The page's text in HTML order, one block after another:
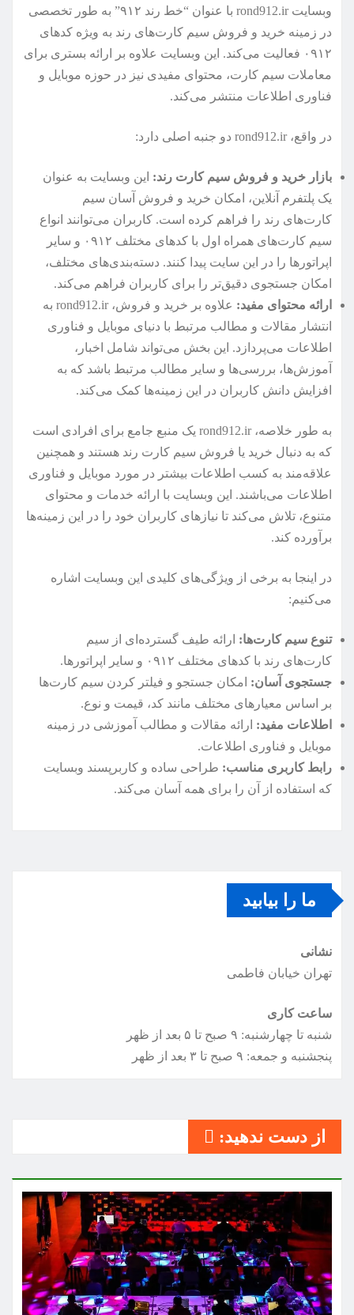
وبسایت rond912.ir با عنوان “خط رند ۹۱۲” به طور تخصصی
در زمینه خرید و فروش سیم کارت‌های رند به ویژه کدهای
۰۹۱۲ فعالیت می‌کند. این وبسایت علاوه بر ارائه بستری برای
معاملات سیم کارت، محتوای مفیدی نیز در حوزه موبایل و
فناوری اطلاعات منتشر می‌کند.
در واقع، rond912.ir دو جنبه اصلی دارد:
بازار خرید و فروش سیم کارت رند: این وبسایت به عنوان
یک پلتفرم آنلاین، امکان خرید و فروش آسان سیم
کارت‌های رند را فراهم کرده است. کاربران می‌توانند انواع
سیم کارت‌های همراه اول با کدهای مختلف ۰۹۱۲ و سایر
اپراتورها را در این سایت پیدا کنند. دسته‌بندی‌های مختلف،
امکان جستجوی دقیق‌تر را برای کاربران فراهم می‌کند.
ارائه محتوای مفید:
علاوه بر خرید و فروش، rond912.ir به
انتشار مقالات و مطالب مرتبط با دنیای موبایل و فناوری
اطلاعات می‌پردازد. این بخش می‌تواند شامل اخبار،
آموزش‌ها، بررسی‌ها و سایر مطالب مرتبط باشد که به
افزایش دانش کاربران در این زمینه‌ها کمک می‌کند.
به طور خلاصه، rond912.ir یک منبع جامع برای افرادی است
که به دنبال خرید یا فروش سیم کارت رند هستند و همچنین
علاقه‌مند به کسب اطلاعات بیشتر در مورد موبایل و فناوری
اطلاعات می‌باشند. این وبسایت با ارائه خدمات و محتوای
متنوع، تلاش می‌کند تا نیازهای کاربران خود را در این زمینه‌ها
برآورده کند.
در اینجا به برخی از ویژگی‌های کلیدی این وبسایت اشاره
می‌کنیم:
تنوع سیم کارت‌ها: ارائه طیف گسترده‌ای از سیم
کارت‌های رند با کدهای مختلف ۰۹۱۲ و سایر اپراتورها.
جستجوی آسان: امکان جستجو و فیلتر کردن سیم کارت‌ها
بر اساس معیارهای مختلف مانند کد، قیمت و نوع.
اطلاعات مفید: ارائه مقالات و مطالب آموزشی در زمینه
موبایل و فناوری اطلاعات.
رابط کاربری مناسب: طراحی ساده و کاربرپسند وبسایت
که استفاده از آن را برای همه آسان می‌کند.
ما را بیابید
نشانی
تهران خیابان فاطمی
ساعت کاری
شنبه تا چهارشنبه: ۹ صبح تا ۵ بعد از ظهر
پنجشنبه و جمعه: ۹ صبح تا ۳ بعد از ظهر
از دست ندهید: